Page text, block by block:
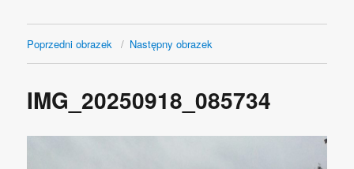
Poprzedni obrazek Następny obrazek
IMG_20250918_085734